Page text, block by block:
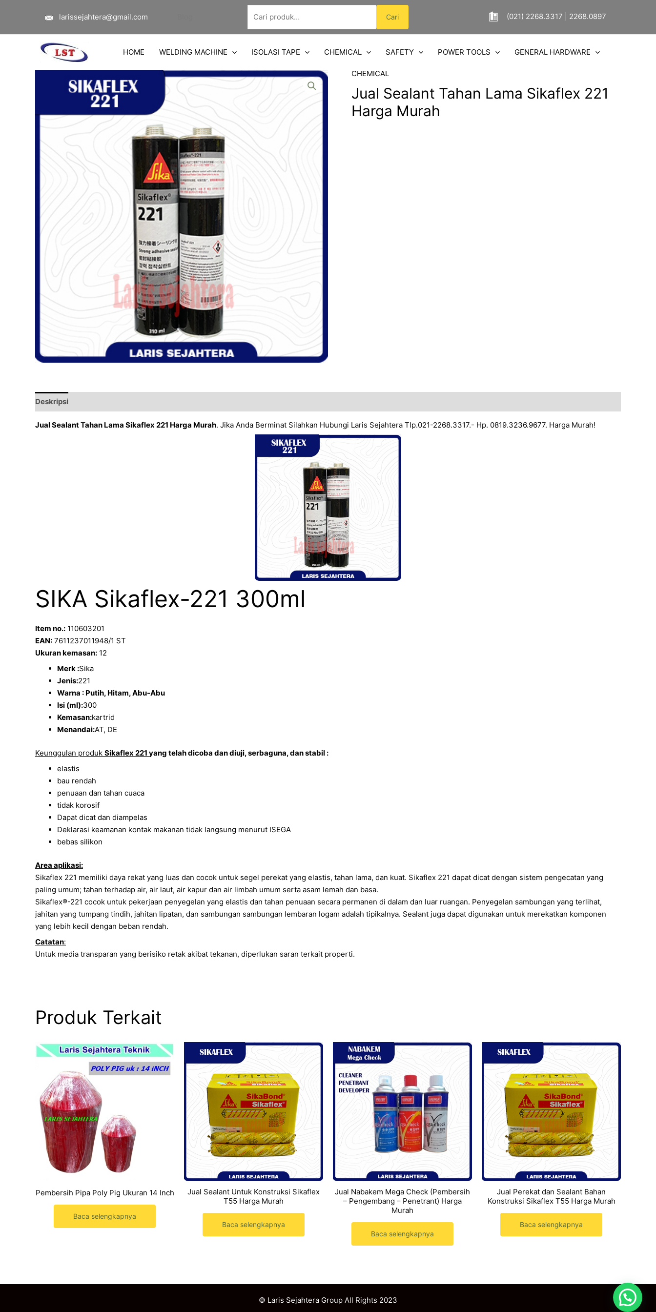
larissejahtera@gmail.com
Pencarian
untuk:
Cari (021) 2268.3317 | 2268.0897
HOME WELDING MACHINE ISOLASI TAPE CHEMICAL SAFETY POWER TOOLS GENERAL HARDWARE
CHEMICAL
Jual Sealant Tahan Lama Sikaflex 221
Harga Murah
Deskripsi
Jual Sealant Tahan Lama Sikaflex 221 Harga Murah. Jika Anda Berminat Silahkan Hubungi Laris Sejahtera Tlp.021-2268.3317.- Hp. 0819.3236.9677. Harga Murah!
SIKA Sikaflex-221 300ml
Item no.: 110603201
EAN: 7611237011948/1 ST
Ukuran kemasan: 12
Merk :Sika
Jenis:221
Warna : Putih, Hitam, Abu-Abu
Isi (ml):300
Kemasan:kartrid
Menandai:AT, DE
Keunggulan produk Sikaflex 221 yang telah dicoba dan diuji, serbaguna, dan stabil :
elastis
bau rendah
penuaan dan tahan cuaca
tidak korosif
Dapat dicat dan diampelas
Deklarasi keamanan kontak makanan tidak langsung menurut ISEGA
bebas silikon
Area aplikasi:
Sikaflex 221 memiliki daya rekat yang luas dan cocok untuk segel perekat yang elastis, tahan lama, dan kuat. Sikaflex 221 dapat dicat dengan sistem pengecatan yang
paling umum; tahan terhadap air, air laut, air kapur dan air limbah umum serta asam lemah dan basa.
Sikaflex®-221 cocok untuk pekerjaan penyegelan yang elastis dan tahan penuaan secara permanen di dalam dan luar ruangan. Penyegelan sambungan yang terlihat,
jahitan yang tumpang tindih, jahitan lipatan, dan sambungan sambungan lembaran logam adalah tipikalnya. Sealant juga dapat digunakan untuk merekatkan komponen
yang lebih kecil dengan beban rendah.
Catatan:
Untuk media transparan yang berisiko retak akibat tekanan, diperlukan saran terkait properti.
Produk Terkait
Pembersih Pipa Poly Pig Ukuran 14 Inch
Baca selengkapnya
Jual Sealant Untuk Konstruksi Sikaflex
T55 Harga Murah
Baca selengkapnya
Jual Nabakem Mega Check (Pembersih
– Pengembang – Penetrant) Harga
Murah
Baca selengkapnya
Jual Perekat dan Sealant Bahan
Konstruksi Sikaflex T55 Harga Murah
Baca selengkapnya
© Laris Sejahtera Group All Rights 2023